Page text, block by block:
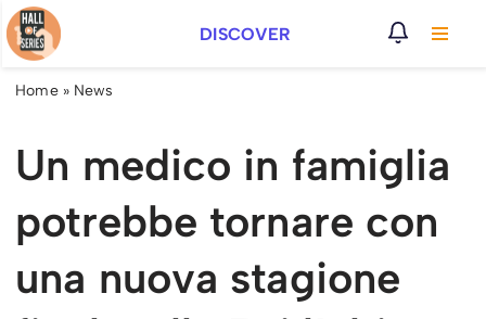
Vai
al
DISCOVER
Home» News
Un medico in famiglia
potrebbe tornare con
una nuova stagione